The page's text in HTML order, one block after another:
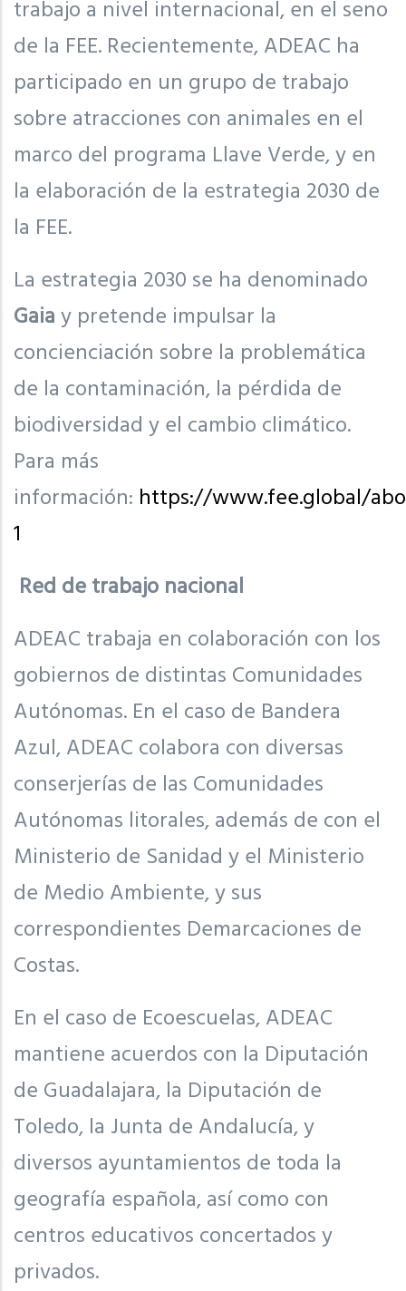
trabajo a nivel internacional, en el seno
de la FEE. Recientemente, ADEAC ha
participado en un grupo de trabajo
sobre atracciones con animales en el
marco del programa Llave Verde, y en
la elaboración de la estrategia 2030 de
la FEE.
La estrategia 2030 se ha denominado
Gaiay pretende impulsar la
concienciación sobre la problemática
de la contaminación, la pérdida de
biodiversidad y el cambio climático.
Para más
información: https://www.fee.global/
1
Red de trabajo nacional
ADEAC trabaja en colaboración con los
gobiernos de distintas Comunidades
Autónomas. En el caso de Bandera
Azul, ADEAC colabora con diversas
conserjerías de las Comunidades
Autónomas litorales, además de con el
Ministerio de Sanidad y el Ministerio
de Medio Ambiente, y sus
correspondientes Demarcaciones de
Costas.
En el caso de Ecoescuelas, ADEAC
mantiene acuerdos con la Diputación
de Guadalajara, la Diputación de
Toledo, la Junta de Andalucía, y
diversos ayuntamientos de toda la
geografía española, así como con
centros educativos concertados y
privados.